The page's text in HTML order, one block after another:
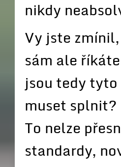
nikdy
Vy jste
sám ale
jsou tedy
muset splnit?
To nelze
standardy,